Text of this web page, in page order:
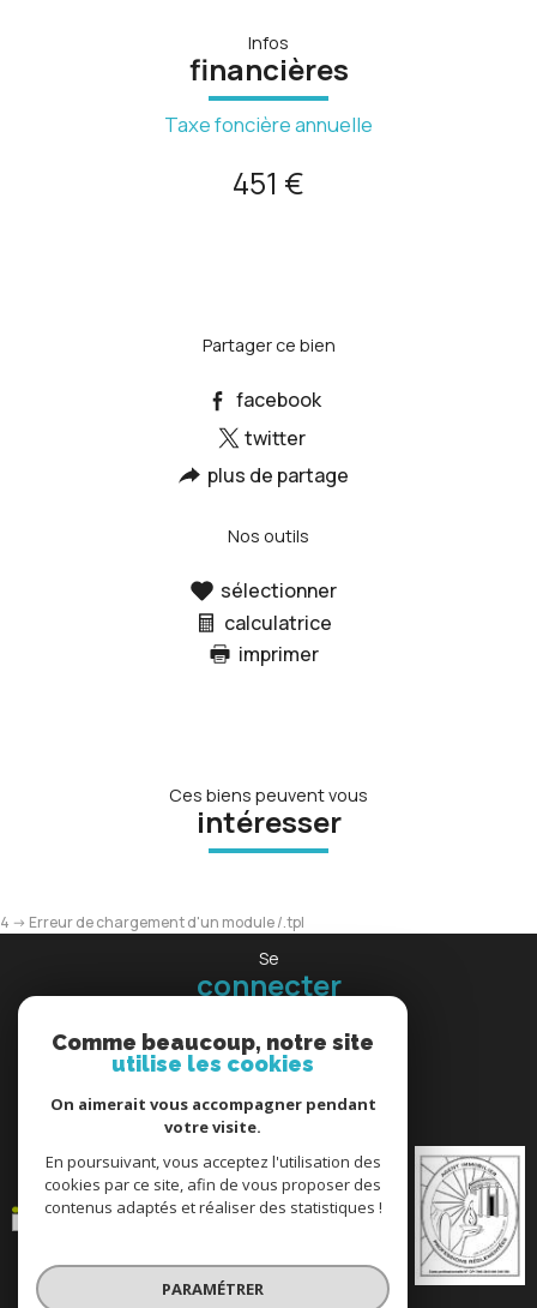
Infos
financières
Taxe foncière annuelle
451 €
Partager ce bien
facebook
twitter
plus de partage
Nos outils
sélectionner
calculatrice
imprimer
Ces biens peuvent vous
intéresser
4 -> Erreur de chargement d'un module /.tpl
Se
connecter
espace propriétaire
adhérons
Comme beaucoup, notre site
utilise les cookies
On aimerait vous accompagner pendant
votre visite.
En poursuivant, vous acceptez l'utilisation des
cookies par ce site, afin de vous proposer des
contenus adaptés et réaliser des statistiques !
PARAMÉTRER